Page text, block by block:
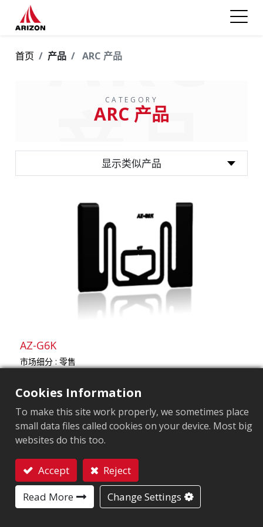
首页 产品 ARC 产品
CATEGORY
ARC 产品
ARC
产品
显示类似产品
AZ-G6K
市场细分 零售
芯片 Impinj Monza R6
Impinj Monza R6-P
天线尺寸（mm）
50x30
ARC认证
Q R W5
用户內存
0 bits
Up to 64 bits
Cookies Information
To make this site work properly, we sometimes place
small data files called cookies on your device. Most big
websites do this too.
Accept
Reject
Read More
Change Settings